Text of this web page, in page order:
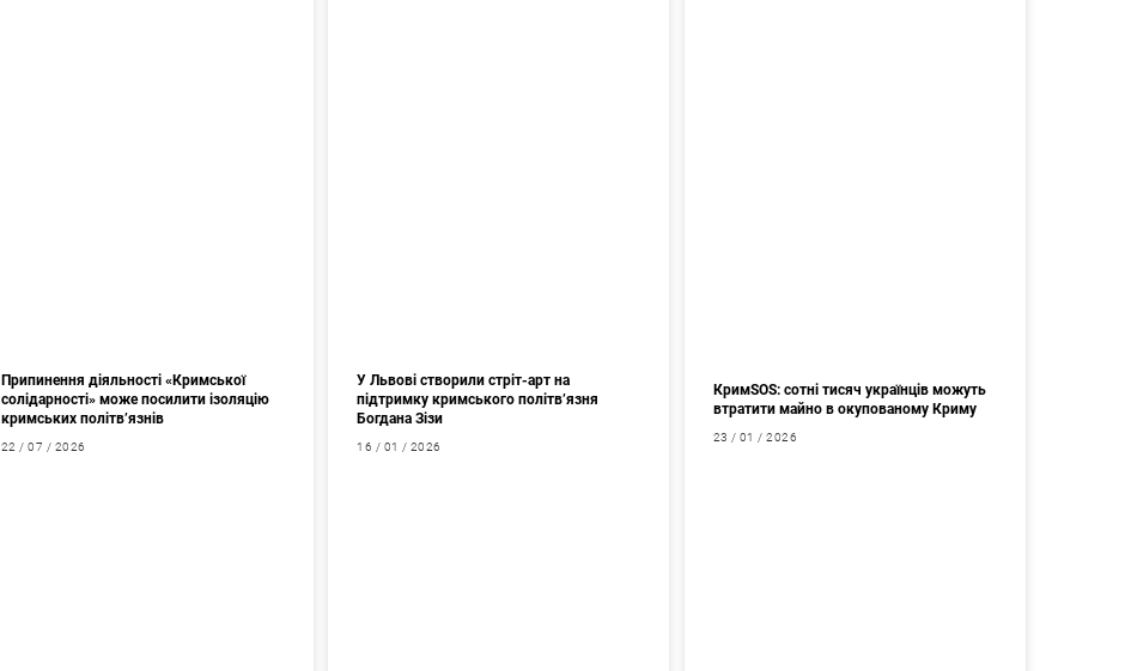
Припинення діяльності «Кримської
солідарності» може посилити ізоляцію
кримських політв’язнів
22 / 07 / 2026
У Львові створили стріт-арт на
підтримку кримського політв’язня
Богдана Зізи
16 / 01 / 2026
КримSOS: сотні тисяч українців можуть
втратити майно в окупованому Криму
23 / 01 / 2026